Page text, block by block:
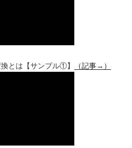
とは【サンプル①】 （記事→）